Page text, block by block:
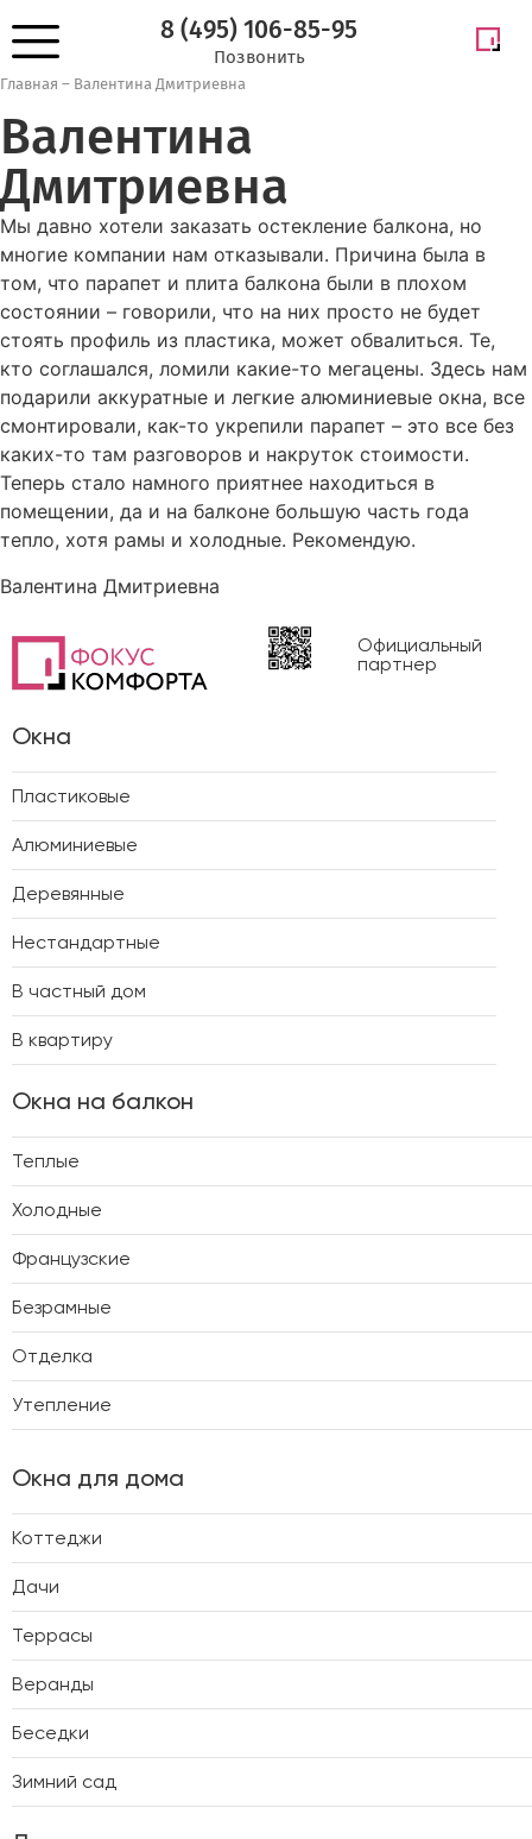
8 (495) 106-85-95
Позвонить
Главная – Валентина Дмитриевна
Валентина
Дмитриевна
Мы давно хотели заказать остекление балкона, но
многие компании нам отказывали. Причина была в
том, что парапет и плита балкона были в плохом
состоянии – говорили, что на них просто не будет
стоять профиль из пластика, может обвалиться. Те,
кто соглашался, ломили какие-то мегацены. Здесь нам
подарили аккуратные и легкие алюминиевые окна, все
смонтировали, как-то укрепили парапет – это все без
каких-то там разговоров и накруток стоимости.
Теперь стало намного приятнее находиться в
помещении, да и на балконе большую часть года
тепло, хотя рамы и холодные. Рекомендую.
Валентина Дмитриевна
Официальный
партнер
Окна
Пластиковые
Алюминиевые
Деревянные
Нестандартные
В частный дом
В квартиру
Окна на балкон
Теплые
Холодные
Французские
Безрамные
Отделка
Утепление
Окна для дома
Коттеджи
Дачи
Террасы
Веранды
Беседки
Зимний сад